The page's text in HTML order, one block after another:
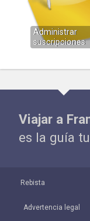
Administrar
suscripciones
Viajar a
es la guía
Rebista
Advertencia legal